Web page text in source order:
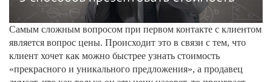
Самым сложным вопросом при первом контакте с клиентом
является вопрос цены. Происходит это в связи с тем, что
клиент хочет как можно быстрее узнать стоимость
«прекрасного и уникального предложения», а продавец